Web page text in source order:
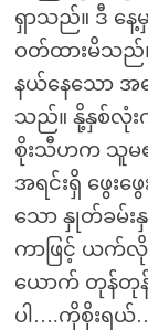
ရှာသည်။ ဒီ နေ့
ဝတ်ထားမိသည်
နယ်နေသော အ
သည်။ နို့နှစ်လုံး
စိုးသီဟက သူမ၏
အရင်းရှိ ဖွေး
သော နှုတ်ခမ်း
ကာဖြင့် ယက်လို
ယောက် တုန်တု
ပါ….ကိုစိုးရယ်